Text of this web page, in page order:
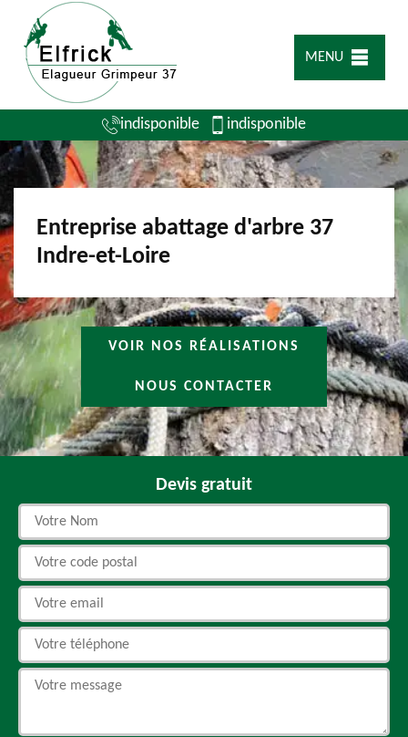
MENU
indisponible indisponible
Entreprise abattage d'arbre 37
Indre-et-Loire
VOIR NOS RÉALISATIONS
NOUS CONTACTER
Devis gratuit